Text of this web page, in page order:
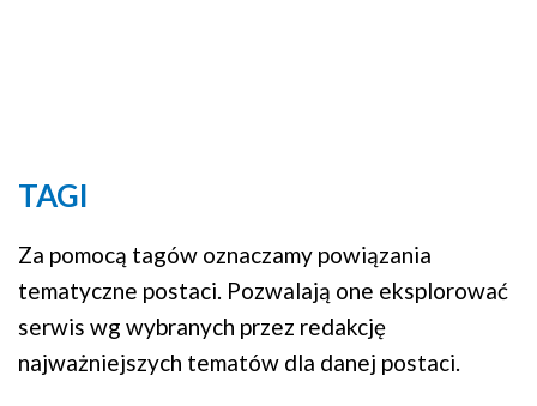
TAGI
Za pomocą tagów oznaczamy powiązania
tematyczne postaci. Pozwalają one eksplorować
serwis wg wybranych przez redakcję
najważniejszych tematów dla danej postaci.